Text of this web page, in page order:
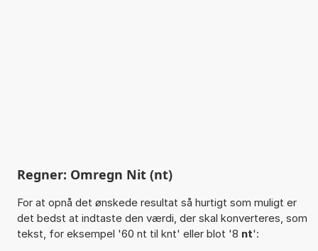
Regner: Omregn Nit (nt)
For at opnå det ønskede resultat så hurtigt som muligt er
det bedst at indtaste den værdi, der skal konverteres, som
tekst, for eksempel '60 nt til knt' eller blot '8 nt':